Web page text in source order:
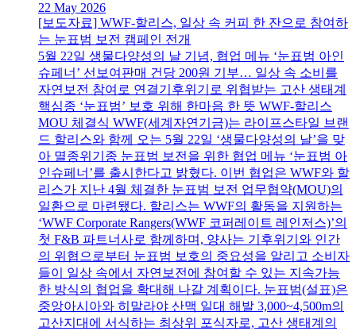
22 May 2026
[보도자료] WWF-할리스, 일상 속 커피 한 잔으로 참여하
는 눈표범 보전 캠페인 전개
5월 22일 생물다양성의 날 기념, 협업 메뉴 ‘눈표범 아인
슈페너’ 선보여판매 건당 200원 기부… 일상 속 소비를
자연보전 참여로 연결기후위기로 위협받는 고산 생태계
핵심종 ‘눈표범’ 보호 위해 한마음 한 뜻 WWF-할리스
MOU 체결식 WWF(세계자연기금)는 라이프스타일 브랜
드 할리스와 함께 오는 5월 22일 ‘생물다양성의 날’을 맞
아 멸종위기종 눈표범 보전을 위한 협업 메뉴 ‘눈표범 아
인슈페너’를 출시한다고 밝혔다. 이번 협업은 WWF와 할
리스가 지난 4월 체결한 눈표범 보전 업무협약(MOU)의
일환으로 마련됐다. 할리스는 WWF의 활동을 지원하는
‘WWF Corporate Rangers(WWF 코퍼레이트 레인저스)’의
첫 F&B 파트너사로 함께하며, 양사는 기후위기와 인간
의 위협으로부터 눈표범 보호의 중요성을 알리고 소비자
들이 일상 속에서 자연보전에 참여할 수 있는 지속가능
한 방식의 협업을 확대해 나갈 계획이다. 눈표범(설표)은
중앙아시아와 히말라야 산맥 일대 해발 3,000~4,500m의
고산지대에 서식하는 최상위 포식자로, 고산 생태계의